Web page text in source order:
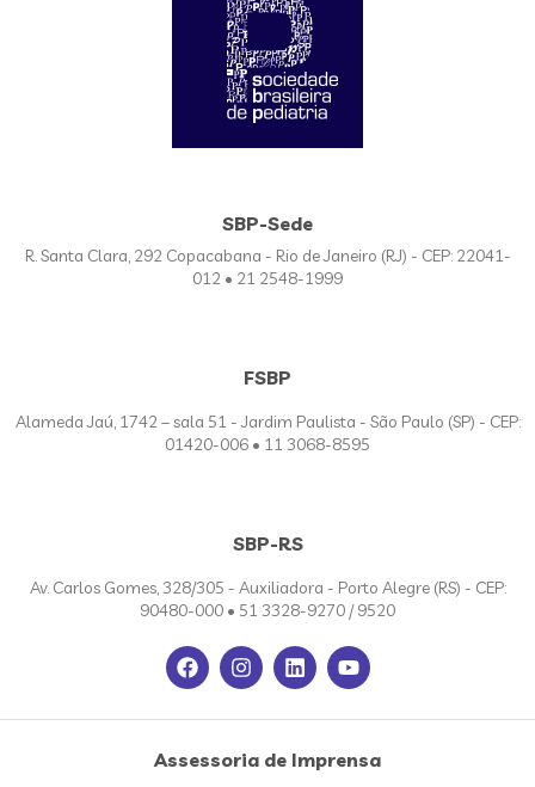
SBP-Sede
R. Santa Clara, 292 Copacabana - Rio de Janeiro (RJ) - CEP: 22041-
012 • 21 2548-1999
FSBP
Alameda Jaú, 1742 – sala 51 - Jardim Paulista - São Paulo (SP) - CEP:
01420-006 • 11 3068-8595
SBP-RS
Av. Carlos Gomes, 328/305 - Auxiliadora - Porto Alegre (RS) - CEP:
90480-000 • 51 3328-9270 / 9520
Assessoria de Imprensa